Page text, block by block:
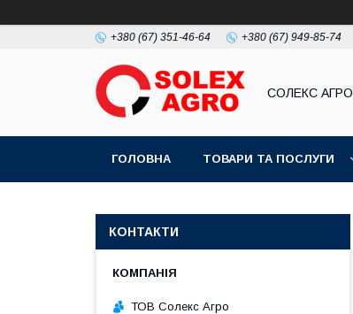
+380 (67) 351-46-64 +380 (67) 949-85-74
СОЛЕКС АГРО
ГОЛОВНА ТОВАРИ ТА ПОСЛУГИ
КОНТАКТИ
ТОВ Солекс Агро